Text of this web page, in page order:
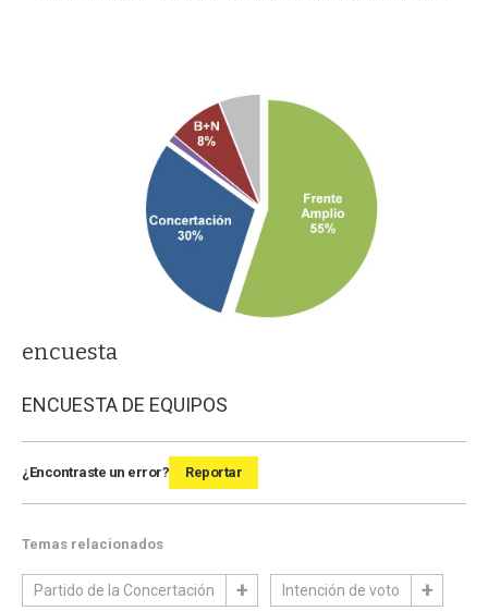
encuesta
ENCUESTA DE EQUIPOS
¿Encontraste un error? Reportar
Temas relacionados
Partido de la Concertación Intención de voto